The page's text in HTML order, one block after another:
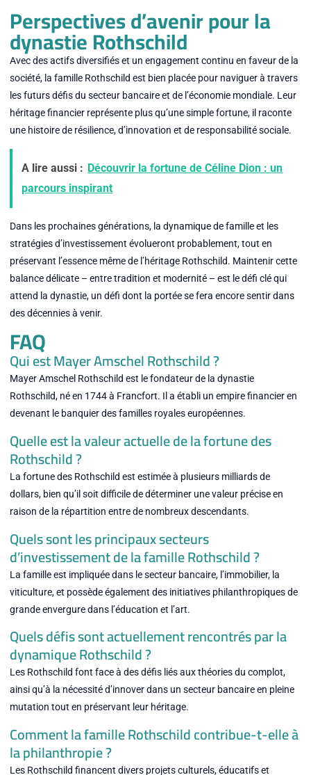
Perspectives d’avenir pour la
dynastie Rothschild
Avec des actifs diversifiés et un engagement continu en faveur de la
société, la famille Rothschild est bien placée pour naviguer à travers
les futurs défis du secteur bancaire et de l’économie mondiale. Leur
héritage financier représente plus qu’une simple fortune, il raconte
une histoire de résilience, d’innovation et de responsabilité sociale.
A lire aussi : Découvrir la fortune de Céline Dion : un
parcours inspirant
Dans les prochaines générations, la dynamique de famille et les
stratégies d’investissement évolueront probablement, tout en
préservant l’essence même de l’héritage Rothschild. Maintenir cette
balance délicate – entre tradition et modernité – est le défi clé qui
attend la dynastie, un défi dont la portée se fera encore sentir dans
des décennies à venir.
FAQ
Qui est Mayer Amschel Rothschild ?
Mayer Amschel Rothschild est le fondateur de la dynastie
Rothschild, né en 1744 à Francfort. Il a établi un empire financier en
devenant le banquier des familles royales européennes.
Quelle est la valeur actuelle de la fortune des
Rothschild ?
La fortune des Rothschild est estimée à plusieurs milliards de
dollars, bien qu’il soit difficile de déterminer une valeur précise en
raison de la répartition entre de nombreux descendants.
Quels sont les principaux secteurs
d’investissement de la famille Rothschild ?
La famille est impliquée dans le secteur bancaire, l’immobilier, la
viticulture, et possède également des initiatives philanthropiques de
grande envergure dans l’éducation et l’art.
Quels défis sont actuellement rencontrés par la
dynamique Rothschild ?
Les Rothschild font face à des défis liés aux théories du complot,
ainsi qu’à la nécessité d’innover dans un secteur bancaire en pleine
mutation tout en préservant leur héritage.
Comment la famille Rothschild contribue-t-elle à
la philanthropie ?
Les Rothschild financent divers projets culturels, éducatifs et